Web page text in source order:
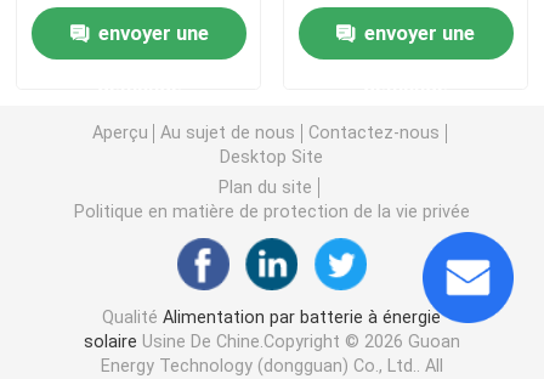
Batterie électrique de scooter
batterie au lithium de chariot de golf
Onduleur domestique à batterie au lithium
Batterie au lithium haute tension
meuble de rangement d'énergie
envoyer une
envoyer une
Aperçu Au sujet de nous
Contactez-nous
Desktop Site
Plan du site
Politique en matière de protection de la vie privée
QualitéAlimentation par batterie à énergie
solaire Usine De Chine.Copyright © 2026 Guoan
Energy Technology (dongguan) Co., Ltd.. All